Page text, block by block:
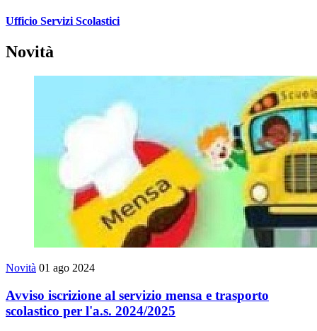
Ufficio Servizi Scolastici
Novità
Novità 01 ago 2024
Avviso iscrizione al servizio mensa e trasporto
scolastico per l'a.s. 2024/2025